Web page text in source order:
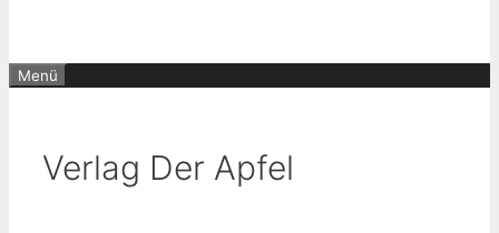
Menü
Verlag Der Apfel